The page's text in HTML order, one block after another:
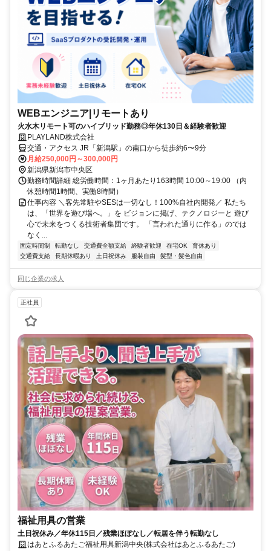
WEBエンジニア|リモートあり
火水木リモート可のハイブリッド勤務◎年休130日＆経験者歓迎
PLAYLAND株式会社
交通・アクセス JR「新潟駅」の南口から徒歩約6〜9分
月給250,000円～300,000円
新潟県新潟市中央区
勤務時間詳細 総労働時間：1ヶ月あたり163時間 10:00～19:00 （内
休憩時間1時間、実働8時間）
仕事内容 ＼客先常駐やSESは一切なし！100%自社内開発／ 私たち
は、「世界を遊び場へ。」を ビジョンに掲げ、テクノロジーと 遊び
心で未来をつくる技術者集団です。 「言われた通りに作る」のでは
なく...
固定時間制 転勤なし 交通費全額支給 経験者歓迎 在宅OK
育休あり
交通費支給
長期休暇あり 土日祝休み 服装自由 髪型・髪色自由
同じ企業の求人
正社員
福祉用具の営業
土日祝休み／年休115日／残業ほぼなし／転居を伴う転勤なし
はあとふるあたご福祉用具新潟中央(株式会社はあとふるあたご)